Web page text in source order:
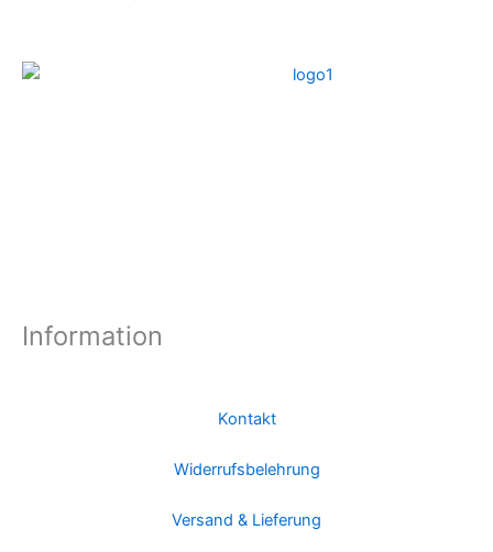
Information
Kontakt
Widerrufsbelehrung
Versand & Lieferung